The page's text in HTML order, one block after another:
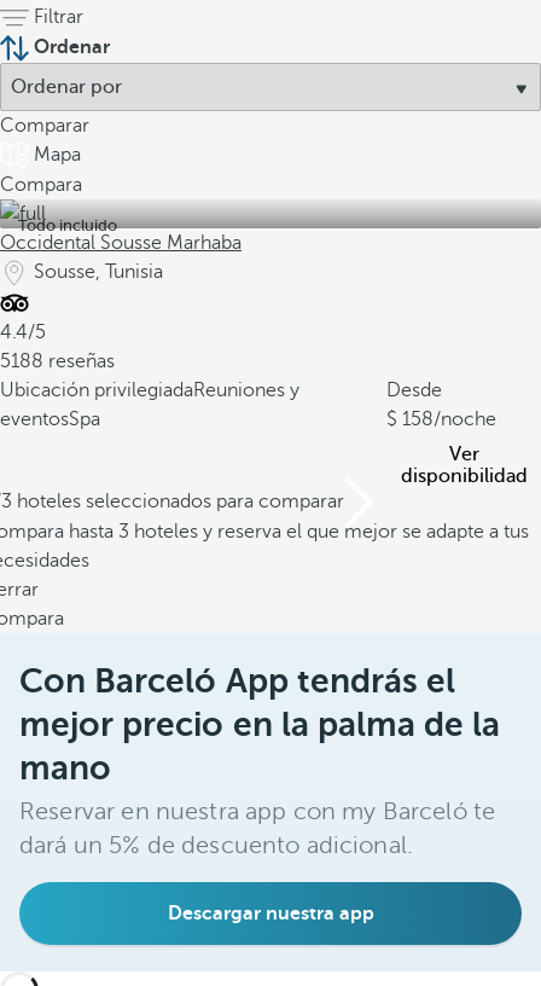
Filtrar
Ordenar
Comparar
Mapa
Compara
Todo incluido
Occidental Sousse Marhaba
Sousse, Tunisia
4.4/5
5188 reseñas
Ubicación privilegiadaReuniones y
eventosSpa
Desde
158/noche
Ver
disponibilidad
hoteles seleccionados para comparar
hasta 3 hoteles y reserva el que mejor se adapte a tus
Con Barceló App tendrás el
mejor precio en la palma de la
mano
Reservar en nuestra app con my Barceló te
dará un 5% de descuento adicional.
Descargar nuestra app